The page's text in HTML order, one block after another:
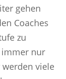
gehen
Coaches
zu
immer nur
werden viele